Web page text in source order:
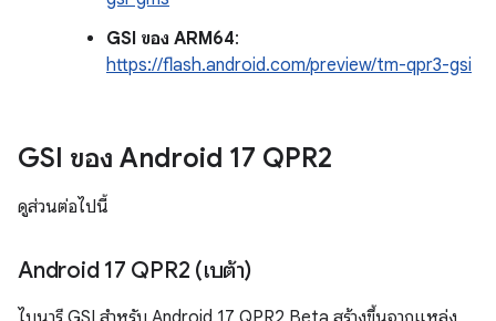
GSI ของ ARM64:
https://flash.android.com/preview/tm-qpr3-gsi
GSI ของ Android 17 QPR2
ดูส่วนต่อไปนี้
Android 17 QPR2 (เบต้า)